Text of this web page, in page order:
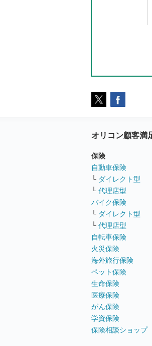
オリコン顧客満
保険
自動車保険
└ ダイレクト型
└ 代理店型
バイク保険
└ ダイレクト型
└ 代理店型
自転車保険
火災保険
海外旅行保険
ペット保険
生命保険
医療保険
がん保険
学資保険
保険相談ショップ